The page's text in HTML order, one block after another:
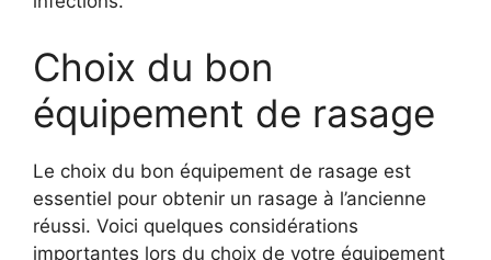
Choix du bon
équipement de rasage
Le choix du bon équipement de rasage est
essentiel pour obtenir un rasage à l’ancienne
réussi. Voici quelques considérations
importantes lors du choix de votre équipement